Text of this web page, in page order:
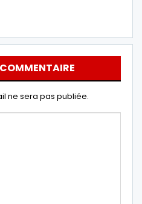
ne sera pas publiée.